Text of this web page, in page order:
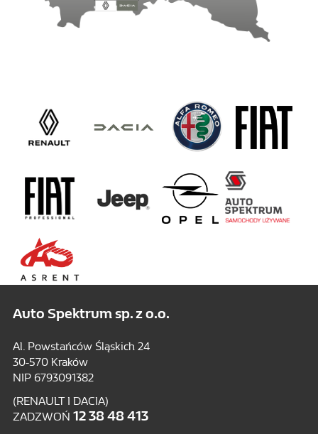
Auto Spektrum sp. z o.o.
Al. Powstańców Śląskich 24
30-570 Kraków
NIP 6793091382
(RENAULT I DACIA)
ZADZWOŃ 12 38 48 413